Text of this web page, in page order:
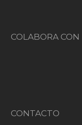
COLABORA CON
CONTACTO